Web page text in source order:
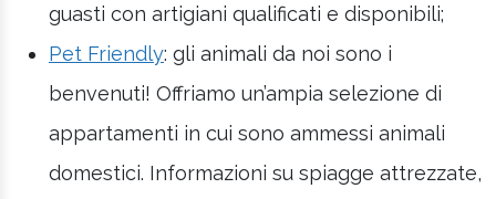
guasti con artigiani qualificati e disponibili;
Pet Friendly: gli animali da noi sono i
benvenuti! Offriamo un’ampia selezione di
appartamenti in cui sono ammessi animali
domestici. Informazioni su spiagge attrezzate,